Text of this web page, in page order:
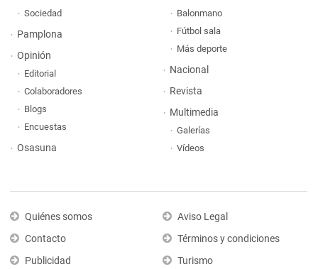
Sociedad
Pamplona
Opinión
Editorial
Colaboradores
Blogs
Encuestas
Osasuna
Balonmano
Fútbol sala
Más deporte
Nacional
Revista
Multimedia
Galerías
Vídeos
Quiénes somos
Contacto
Publicidad
Aviso Legal
Términos y condiciones
Turismo